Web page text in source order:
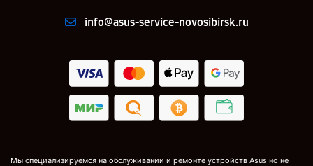
info@asus-service-novosibirsk.ru
Мы специализируемся на обслуживании и ремонте устройств Asus но не